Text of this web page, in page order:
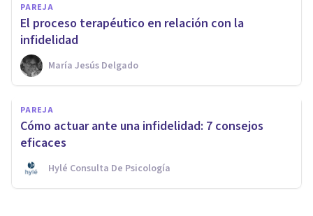
PAREJA
El proceso terapéutico en relación con la
infidelidad
María Jesús Delgado
PAREJA
Cómo actuar ante una infidelidad: 7 consejos
eficaces
Hylé Consulta De Psicología